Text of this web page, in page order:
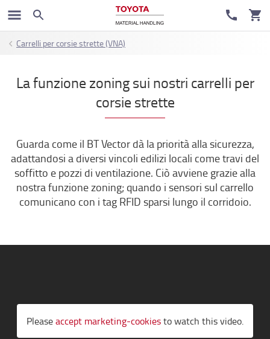
Carrelli per corsie strette (VNA)
La funzione zoning sui nostri carrelli per
corsie strette
Guarda come il BT Vector dà la priorità alla sicurezza,
adattandosi a diversi vincoli edilizi locali come travi del
soffitto e pozzi di ventilazione. Ciò avviene grazie alla
nostra funzione zoning; quando i sensori sul carrello
comunicano con i tag RFID sparsi lungo il corridoio.
Pleaseaccept marketing-cookiesto watch this video.